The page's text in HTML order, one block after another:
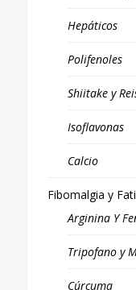
Hepáticos
Polifenoles
Shiitake y
Isoflavonas
Calcio
Fibomalgia y
Arginina Y
Tripofano y
Cúrcuma